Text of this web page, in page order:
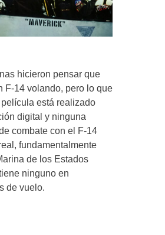
hicieron pensar que
F-14 volando, pero lo que
está realizado
digital y ninguna
combate con el F-14
fundamentalmente
de los Estados
ninguno en
de vuelo.